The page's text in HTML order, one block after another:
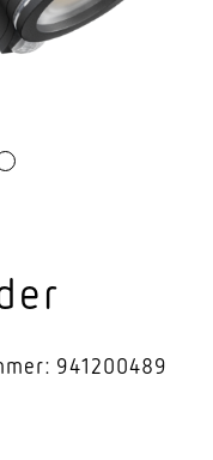
941200489